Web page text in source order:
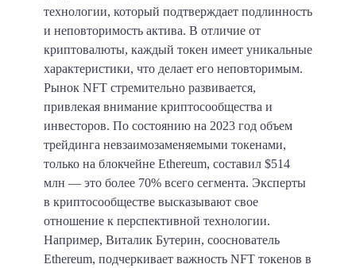
технологии, который подтверждает подлинность
и неповторимость актива. В отличие от
криптовалюты, каждый токен имеет уникальные
характеристики, что делает его неповторимым.
Рынок NFT стремительно развивается,
привлекая внимание криптосообщества и
инвесторов. По состоянию на 2023 год объем
трейдинга невзаимозаменяемыми токенами,
только на блокчейне Ethereum, составил $514
млн — это более 70% всего сегмента. Эксперты
в криптосообществе высказывают свое
отношение к перспективной технологии.
Например, Виталик Бутерин, сооснователь
Ethereum, подчеркивает важность NFT токенов в